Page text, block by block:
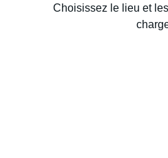
Choisissez le lieu et